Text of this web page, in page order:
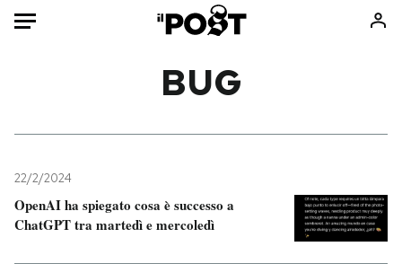
Mondo
Politica
Tecnologia
Consumismi
BUG
22/2/2024
OpenAI ha spiegato cosa è successo a
ChatGPT tra martedì e mercoledì